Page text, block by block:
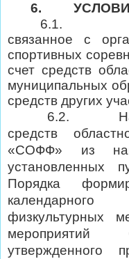
6.
6.1.
связанное с
спортивных
счет средств
муниципальных
средств других
6.2.
средств
«СОФФ» из
установленных
Порядка
физкультурных
мероприятий
утвержденного